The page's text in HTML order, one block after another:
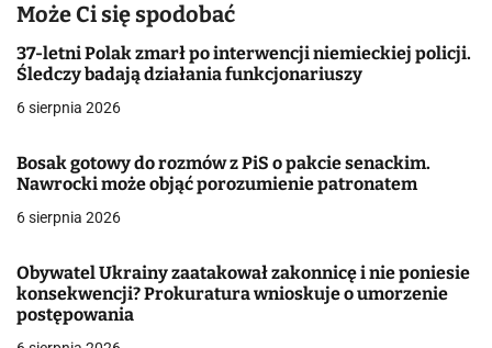
a
c
j
w
p
i
s
Może Ci się spodobać
37-letni Polak zmarł po interwencji niemieckiej policji.
Śledczy badają działania funkcjonariuszy
6 sierpnia 2026
Bosak gotowy do rozmów z PiS o pakcie senackim.
Nawrocki może objąć porozumienie patronatem
6 sierpnia 2026
Obywatel Ukrainy zaatakował zakonnicę i nie poniesie
konsekwencji? Prokuratura wnioskuje o umorzenie
postępowania